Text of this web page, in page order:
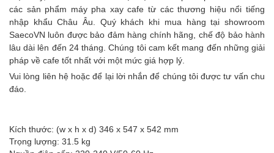
các sản phẩm máy pha xay cafe từ các thương hiệu nổi tiếng
nhập khẩu Châu Âu. Quý khách khi mua hàng tại showroom
SaecoVN luôn được bảo đảm hàng chính hãng, chế độ bảo hành
lâu dài lên đến 24 tháng. Chúng tôi cam kết mang đến những giải
pháp về cafe tốt nhất với một mức giá hợp lý.
Vui lòng liên hệ hoặc để lại lời nhắn để chúng tôi được tư vấn chu
đáo.
Kích thước: (w x h x d) 346 x 547 x 542 mm
Trọng lượng: 31.5 kg